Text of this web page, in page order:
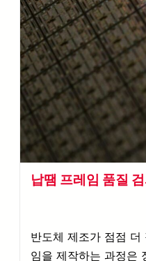
납땜 프레임 품질
반도체 제조가 점점 더
임을 제작하는 과정은